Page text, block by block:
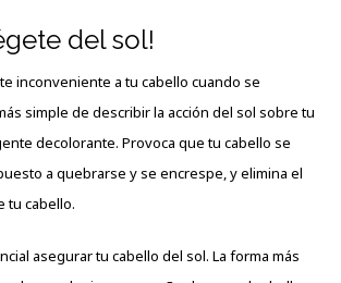
del sol!
inconveniente a tu cabello cuando se
simple de describir la acción del sol sobre tu
decolorante. Provoca que tu cabello se
a quebrarse y se encrespe, y elimina el
tu cabello.
asegurar tu cabello del sol. La forma más